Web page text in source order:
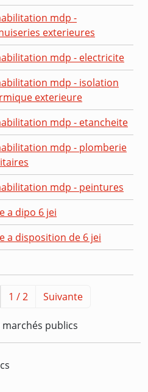
mdp -
exterieures
mdp - electricite
mdp - isolation
exterieure
mdp - etancheite
mdp - plomberie
mdp - peintures
a dipo 6 jei
a disposition de 6 jei
1 / 2 Suivante
marchés publics